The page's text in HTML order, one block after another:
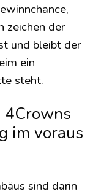
zeichen der
und bleibt der
ein
steht.
4Crowns
im voraus
sind darin